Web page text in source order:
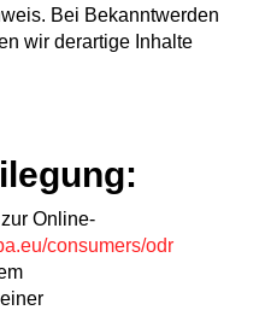
Bei Bekanntwerden
wir derartige Inhalte
Online-
consumers/odr